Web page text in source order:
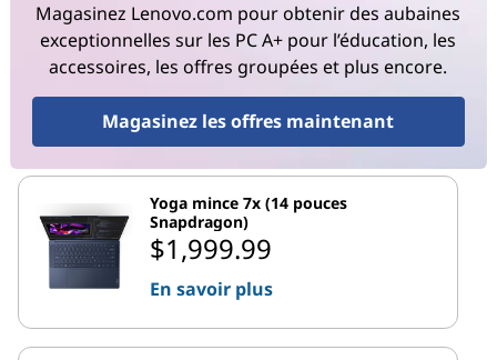
Magasinez Lenovo.com pour obtenir des aubaines
exceptionnelles sur les PC A+ pour l’éducation, les
accessoires, les offres groupées et plus encore.
Magasinez les offres maintenant
Yoga mince 7x (14 pouces
Snapdragon)
$1,999.99
En savoir plus